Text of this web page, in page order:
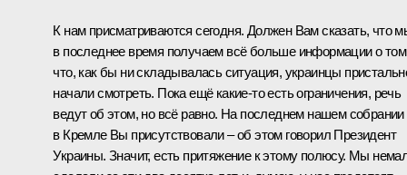
К нам присматриваются сегодня. Должен Вам сказать, что
в последнее время получаем всё больше информации о
что, как бы ни складывалась ситуация, украинцы
начали смотреть. Пока ещё какие‑то есть ограничения, речь
ведут об этом, но всё равно. На последнем нашем собрании
в Кремле Вы присутствовали – об этом говорил Президент
Украины. Значит, есть притяжение к этому полюсу. Мы